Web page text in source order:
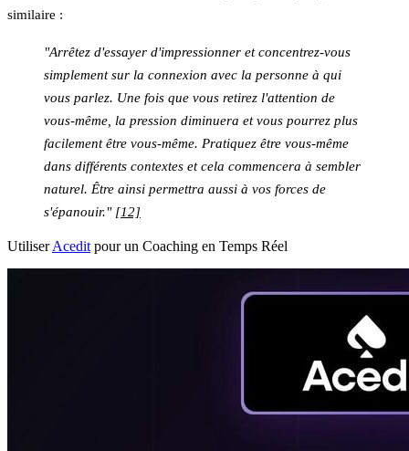
similaire :
"Arrêtez d'essayer d'impressionner et concentrez-vous
simplement sur la connexion avec la personne à qui
vous parlez. Une fois que vous retirez l'attention de
vous-même, la pression diminuera et vous pourrez plus
facilement être vous-même. Pratiquez être vous-même
dans différents contextes et cela commencera à sembler
naturel. Être ainsi permettra aussi à vos forces de
s'épanouir." [12]
UtiliserAcedit pour un Coaching en Temps Réel